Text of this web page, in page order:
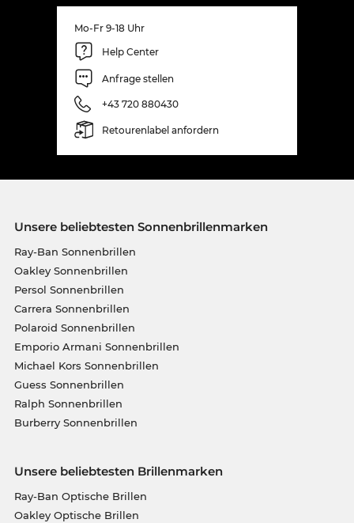
Mo-Fr 9-18 Uhr
Help Center
Anfrage stellen
+43 720 880430
Retourenlabel anfordern
Unsere beliebtesten Sonnenbrillenmarken
Ray-Ban Sonnenbrillen
Oakley Sonnenbrillen
Persol Sonnenbrillen
Carrera Sonnenbrillen
Polaroid Sonnenbrillen
Emporio Armani Sonnenbrillen
Michael Kors Sonnenbrillen
Guess Sonnenbrillen
Ralph Sonnenbrillen
Burberry Sonnenbrillen
Unsere beliebtesten Brillenmarken
Ray-Ban Optische Brillen
Oakley Optische Brillen